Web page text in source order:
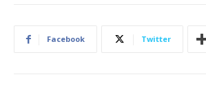
Facebook Twitter